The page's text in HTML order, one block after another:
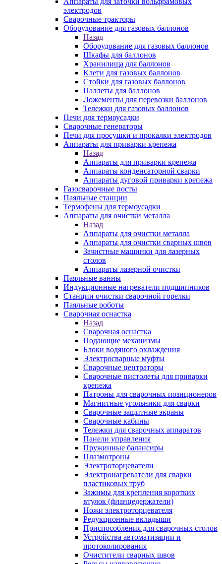
электродов
Сварочные тракторы
Оборудование для газовых баллонов
Назад
Оборудование для газовых баллонов
Шкафы для баллонов
Хранилища для баллонов
Клети для газовых баллонов
Стойки для газовых баллонов
Паллеты для баллонов
Ложементы для перевозки баллонов
Тележки для газовых баллонов
Печи для термоусадки
Сварочные генераторы
Печи для просушки и прокалки электродов
Аппараты для приварки крепежа
Назад
Аппараты для приварки крепежа
Аппараты конденсаторной сварки
Аппараты дуговой приварки крепежа
Газосварочные посты
Паяльные станции
Термофены для термоусадки
Аппараты для очистки металла
Назад
Аппараты для очистки металла
Аппараты для очистки сварных швов
Зачистные машинки для лазерных
столов
Аппараты лазерной очистки
Паяльные ванны
Индукционные нагреватели подшипников
Станции очистки сварочной горелки
Паяльные роботы
Сварочная оснастка
Назад
Сварочная оснастка
Подающие механизмы
Блоки водяного охлаждения
Электросварные муфты
Сварочные центраторы
Сварочные пистолеты для приварки
крепежа
Патроны для сварочных позиционеров
Магнитные угольники для сварки
Сварочные защитные экраны
Сварочные кабины
Тележки для сварочных аппаратов
Панели управления
Пружинные балансиры
Плазмотроны
Электроторцеватели
Электронагреватели для сварки
пластиковых труб
Зажимы для крепления коротких
втулок (фланцедержатели)
Ножи электроторцевателя
Редукционные вкладыши
Приспособления для сварочных столов
Устройства автоматизации и
протоколирования
Очистители сварных швов